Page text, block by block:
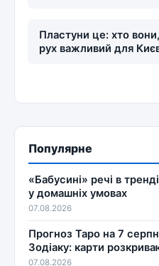
Пластуни це: хто
рух важливий для
Популярне
«Бабусині» речі в
у домашніх умовах
07.08.2026
Прогноз Таро на 7
Зодіаку: карти
07.08.2026